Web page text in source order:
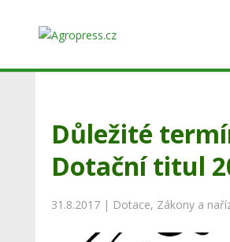
Důležité
Dotační titul
31.8.2017| Dotace, Zákony a